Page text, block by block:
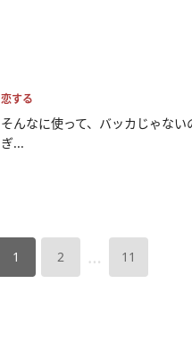
恋する
そんなに使って、バッカじゃな
ぎ...
1 2 … 11